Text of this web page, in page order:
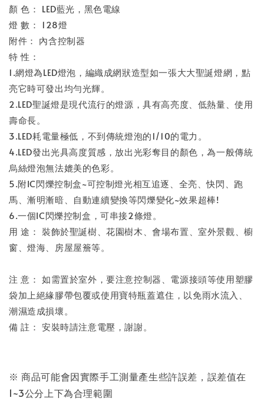
顏 色： LED藍光，黑色電線
燈 數： 128燈
附件： 內含控制器
特 性：
1.網燈為LED燈泡，編織成網狀造型如一張大大聖誕燈網，點
亮它時可發出均勻光輝。
2.LED聖誕燈是現代流行的燈源，具有高亮度、低熱量、使用
壽命長。
3.LED耗電量極低，不到傳統燈泡的1/10的電力。
4.LED發出光具高度質感，放出光彩奪目的顏色，為一般傳統
烏絲燈泡無法媲美的色彩。
5.附IC閃爍控制盒~可控制燈光相互追逐、全亮、快閃、跑
馬、漸明漸暗、自動連續變換等閃爍變化~效果超棒!
6.一個IC閃爍控制盒，可串接2條燈。
用 途： 裝飾於聖誕樹、花園樹木、會場布置、室外景觀、櫥
窗、燈海、房屋屋簷等。
注 意： 如需置於室外，要注意控制器、電源接頭等使用塑膠
袋加上絕緣膠帶包覆或使用寶特瓶蓋遮住，以免雨水流入、
潮濕造成損壞。
備 註： 安裝時請注意電壓，謝謝。
※ 商品可能會因實際手工測量產生些許誤差，誤差值在
1~3公分上下為合理範圍